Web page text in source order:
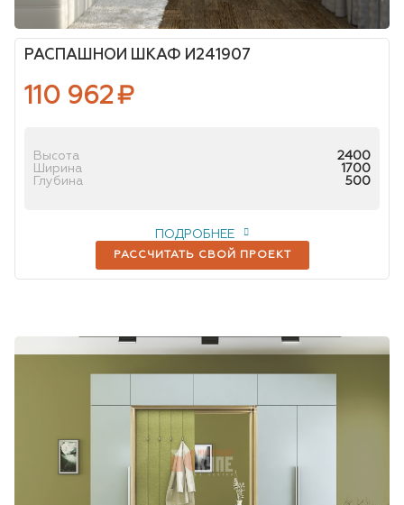
РАСПАШНОЙ ШКАФ И241907
110 962₽
Высота
2400
Ширина
1700
Глубина
500
РАССЧИТАТЬ СВОЙ ПРОЕКТ
ПОДРОБНЕЕ